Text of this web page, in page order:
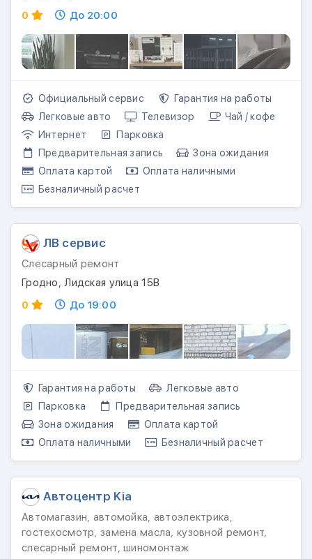
0
До 20:00
Официальный сервис
Гарантия на работы
Легковые авто
Телевизор
Чай / кофе
Интернет
Парковка
Предварительная запись
Зона ожидания
Оплата картой
Оплата наличными
Безналичный расчет
ЛВ сервис
Слесарный ремонт
Гродно, Лидская улица 15В
0
До 19:00
Гарантия на работы
Легковые авто
Парковка
Предварительная запись
Зона ожидания
Оплата картой
Оплата наличными
Безналичный расчет
Автоцентр Kia
Автомагазин, автомойка, автоэлектрика,
гостехосмотр, замена масла, кузовной ремонт,
слесарный ремонт, шиномонтаж